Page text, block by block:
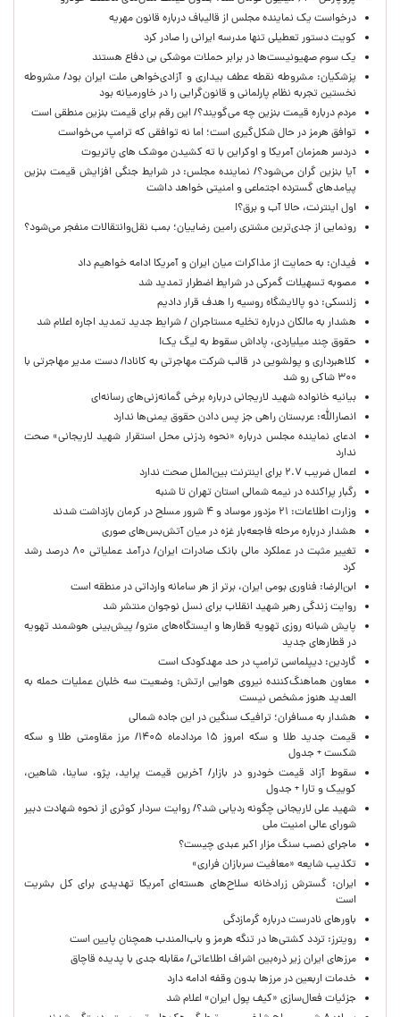
درخواست یک نماینده مجلس از قالیباف درباره قانون مهریه
کویت دستور تعطیلی تنها مدرسه ایرانی را صادر کرد
یک‌ سوم صهیونیست‌ها در برابر حملات موشکی بی دفاع هستند
پزشکیان: مشروطه نقطه عطف بیداری و آزادی‌خواهی ملت ایران بود/ مشروطه
نخستین تجربه نظام پارلمانی و قانون‌گرایی را در خاورمیانه بود
مردم درباره قیمت بنزین چه می‌گویند؟/ این رقم برای قیمت بنزین منطقی است
توافق هرمز در حال شکل‌گیری است؛ اما نه توافقی که ترامپ می‌خواست
دردسر همزمان آمریکا و اوکراین با ته کشیدن موشک های پاتریوت
آیا بنزین گران می‌شود؟/ نماینده مجلس: در شرایط جنگی افزایش قیمت بنزین
پیامدهای گسترده اجتماعی و امنیتی خواهد داشت
اول اینترنت، حالا آب و برق؟!
رونمایی از جدی‌ترین مشتری رامین رضاییان؛ بمب نقل‌وانتقالات منفجر می‌شود؟
فیدان: به حمایت از مذاکرات میان ایران و آمریکا ادامه خواهیم داد
مصوبه تسهیلات گمرکی در شرایط اضطرار تمدید شد
زلنسکی: دو پالایشگاه روسیه را هدف قرار دادیم
هشدار به مالکان درباره تخلیه مستاجران / شرایط جدید تمدید اجاره اعلام شد
حقوق چند میلیاردی، پاداش سقوط به لیگ یک!
کلاهبرداری و پولشویی در قالب شرکت مهاجرتی به کانادا/ دست مدیر مهاجرتی با
۳۰۰ شاکی رو شد
بیانیه خانواده شهید لاریجانی درباره برخی گمانه‌زنی‌های رسانه‌ای
انصارالله: عربستان راهی جز پس دادن حقوق یمنی‌ها ندارد
ادعای نماینده مجلس درباره «نحوه ردزنی محل استقرار شهید لاریجانی» صحت
ندارد
اعمال ضریب ۲.۷ برای اینترنت بین‌الملل صحت ندارد
رگبار پراکنده در نیمه شمالی استان تهران تا شنبه
وزارت اطلاعات: ۲۱ مزدور موساد و ۴ شرور مسلح در کرمان بازداشت شدند
هشدار درباره مرحله فاجعه‌بار غزه در میان آتش‌بس‌های صوری
تغییر مثبت در عملکرد مالی بانک صادرات ایران/ درآمد عملیاتی ۸۰ درصد رشد
کرد
ابن‌الرضا: فناوری بومی ایران، برتر از هر سامانه وارداتی در منطقه است
روایت زندگی رهبر شهید انقلاب برای نسل نوجوان منتشر شد
پایش شبانه روزی تهویه قطارها و ایستگاه‌های مترو/ پیش‌بینی هوشمند تهویه
در قطارهای جدید
گاردین: دیپلماسی ترامپ در حد مهدکودک است
معاون هماهنگ‌کننده نیروی هوایی ارتش: وضعیت سه خلبان عملیات حمله به
العدید هنوز مشخص نیست
هشدار به مسافران؛ ترافیک سنگین در این جاده شمالی
قیمت جدید طلا و سکه امروز ۱۵ مردادماه ۱۴۰۵/ مرز مقاومتی طلا و سکه
شکست + جدول
سقوط آزاد قیمت خودرو در بازار/ آخرین قیمت پراید، پژو، ساینا، شاهین،
کوییک و تارا + جدول
شهید علی لاریجانی چگونه ردیابی شد؟/ روایت سردار کوثری از نحوه شهادت دبیر
شورای عالی امنیت ملی
ماجرای نصب سنگ مزار اکبر عبدی چیست؟
تکذیب شایعه «معافیت سربازان فراری»
ایران: گسترش زرادخانه سلاح‌های هسته‌ای آمریکا تهدیدی برای کل بشریت
است
باورهای نادرست درباره گرمازدگی
رویترز: تردد کشتی‌ها در تنگه هرمز و باب‌المندب همچنان پایین است
مرزهای ایران زیر ذره‌بین اشراف اطلاعاتی/ مقابله جدی با پدیده قاچاق
خدمات اربعین در مرزها بدون وقفه ادامه دارد
جزئیات فعال‌سازی «کیف پول ایران» اعلام شد